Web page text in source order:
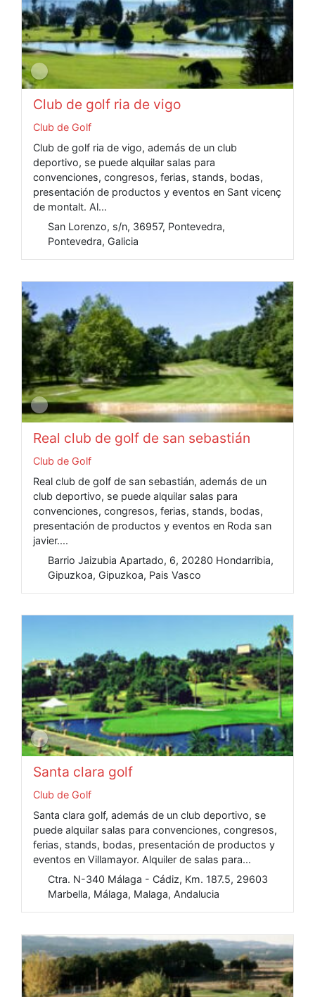
Club de golf ria de vigo
Club de Golf
Club de golf ria de vigo, además de un club
deportivo, se puede alquilar salas para
convenciones, congresos, ferias, stands, bodas,
presentación de productos y eventos en Sant vicenç
de montalt. Al...
San Lorenzo, s/n, 36957, Pontevedra,
Pontevedra, Galicia
Real club de golf de san sebastián
Club de Golf
Real club de golf de san sebastián, además de un
club deportivo, se puede alquilar salas para
convenciones, congresos, ferias, stands, bodas,
presentación de productos y eventos en Roda san
javier....
Barrio Jaizubia Apartado, 6, 20280 Hondarribia,
Gipuzkoa, Gipuzkoa, Pais Vasco
Santa clara golf
Club de Golf
Santa clara golf, además de un club deportivo, se
puede alquilar salas para convenciones, congresos,
ferias, stands, bodas, presentación de productos y
eventos en Villamayor. Alquiler de salas para...
Ctra. N-340 Málaga - Cádiz, Km. 187.5, 29603
Marbella, Málaga, Malaga, Andalucia